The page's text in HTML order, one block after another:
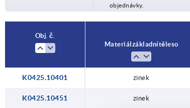
59
119
objednávky.
Obj. č.
Materiál základní těleso
K0425.10401 zinek
K0425.10451 zinek